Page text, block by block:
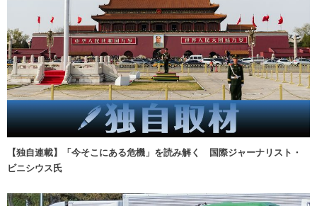
【独自連載】「今そこにある危機」を読み解く 国際ジャーナリスト・
ビニシウス氏